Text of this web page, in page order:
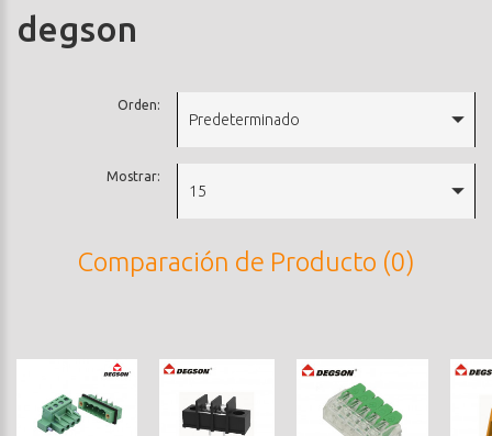
degson
Orden:
Predeterminado
Mostrar:
15
Comparación de Producto (0)